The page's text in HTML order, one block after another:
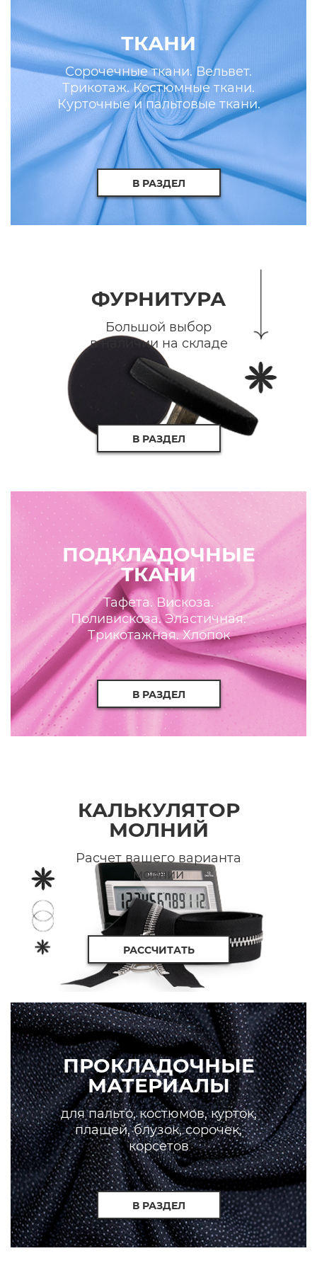
ТКАНИ
Сорочечные ткани. Вельвет.
Трикотаж. Костюмные ткани.
Курточные и пальтовые ткани.
Искусственные кожа и мех.
В РАЗДЕЛ
ФУРНИТУРА
Большой выбор
в наличии на складе
В РАЗДЕЛ
ПОДКЛАДОЧНЫЕ
ТКАНИ
Тафета. Вискоза.
Поливискоза. Эластичная.
Трикотажная. Хлопок
В РАЗДЕЛ
КАЛЬКУЛЯТОР
МОЛНИЙ
Расчет вашего варианта
молнии
РАССЧИТАТЬ
ПРОКЛАДОЧНЫЕ
МАТЕРИАЛЫ
для пальто, костюмов, курток,
плащей, блузок, сорочек,
корсетов
В РАЗДЕЛ